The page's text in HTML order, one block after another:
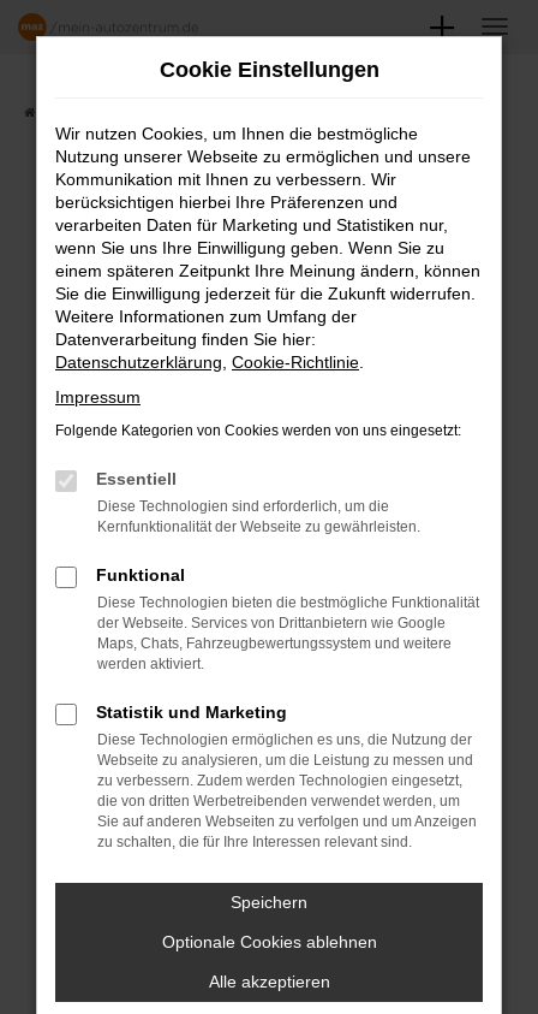
Zum
FAHRZEUGSHOWROOM
Fehler: Network Error
Beim Laden ist ein Fehler aufgetreten.
Hier sind ein paar Tipps, die dir helfen können:
Überprüfe deine Firewall und deine
Laden andere Webseiten, zum Beispiel
deine Suchmaschine?
Manche Erweiterungen, wie Werbeblocker,
können das Laden bestimmter Seiten
verhindern. Funktioniert die Seite in einem
anderen Browser oder in einem privaten
Starte dein Gerät neu.
Das kann manchmal helfen,
vorübergehende Probleme zu beheben.
Stelle sicher, dass dein Browser und dein
Betriebssystem auf dem neuesten Stand
sind.
Veraltete Software birgt nicht nur ein
Sicherheitsrisiko, sondern kann auch dazu
führen, dass bestimmte Funktionen nicht
mehr unterstützt werden.
Cookie Einstellungen
Wir nutzen Cookies, um Ihnen die bestmögliche
Nutzung unserer Webseite zu ermöglichen und unsere
Kommunikation mit Ihnen zu verbessern. Wir
berücksichtigen hierbei Ihre Präferenzen und
verarbeiten Daten für Marketing und Statistiken nur,
wenn Sie uns Ihre Einwilligung geben. Wenn Sie zu
einem späteren Zeitpunkt Ihre Meinung ändern, können
Sie die Einwilligung jederzeit für die Zukunft widerrufen.
Weitere Informationen zum Umfang der
Datenverarbeitung finden Sie hier:
Datenschutzerklärung Cookie-Richtlinie
Impressum
Folgende Kategorien von Cookies werden von uns eingesetzt:
Essentiell
Diese Technologien sind erforderlich, um die
Kernfunktionalität der Webseite zu gewährleisten.
Funktional
Diese Technologien bieten die bestmögliche Funktionalität
der Webseite. Services von Drittanbietern wie Google
Maps, Chats, Fahrzeugbewertungssystem und weitere
werden aktiviert.
Statistik und Marketing
Diese Technologien ermöglichen es uns, die Nutzung der
Webseite zu analysieren, um die Leistung zu messen und
zu verbessern. Zudem werden Technologien eingesetzt,
die von dritten Werbetreibenden verwendet werden, um
Sie auf anderen Webseiten zu verfolgen und um Anzeigen
zu schalten, die für Ihre Interessen relevant sind.
Speichern
Optionale Cookies ablehnen
Alle akzeptieren